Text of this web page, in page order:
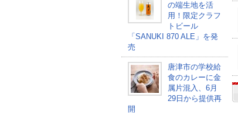
の端生地を活
用！限定クラフ
トビール
「SANUKI 870 ALE」を発
売
唐津市の学校給
食のカレーに金
属片混入、6月
29日から提供再
開